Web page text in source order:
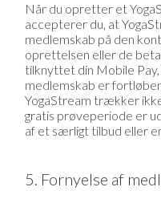
Når du opretter et
accepterer du, at
medlemskab på den
oprettelsen eller de
tilknyttet din Mobile
medlemskab er
YogaStream trækker
gratis prøveperiode er
af et særligt tilbud eller
5. Fornyelse af